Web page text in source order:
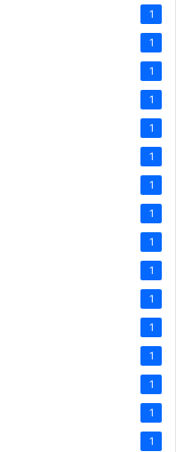
1
1
1
1
1
1
1
1
1
1
1
1
1
1
1
1